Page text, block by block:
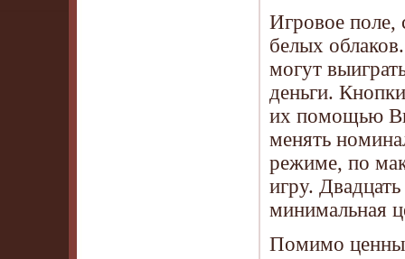
Игровое поле,
белых
могут
деньги.
их помощью Вы
менять
режиме, по
игру.
минимальная
Помимо